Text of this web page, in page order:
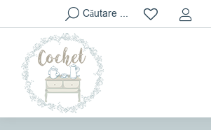
Search:Căutare ...